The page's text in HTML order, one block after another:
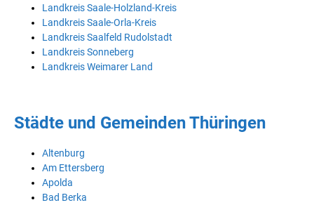
Landkreis Saale-Holzland-Kreis
Landkreis Saale-Orla-Kreis
Landkreis Saalfeld Rudolstadt
Landkreis Sonneberg
Landkreis Weimarer Land
Städte und Gemeinden Thüringen
Altenburg
Am Ettersberg
Apolda
Bad Berka